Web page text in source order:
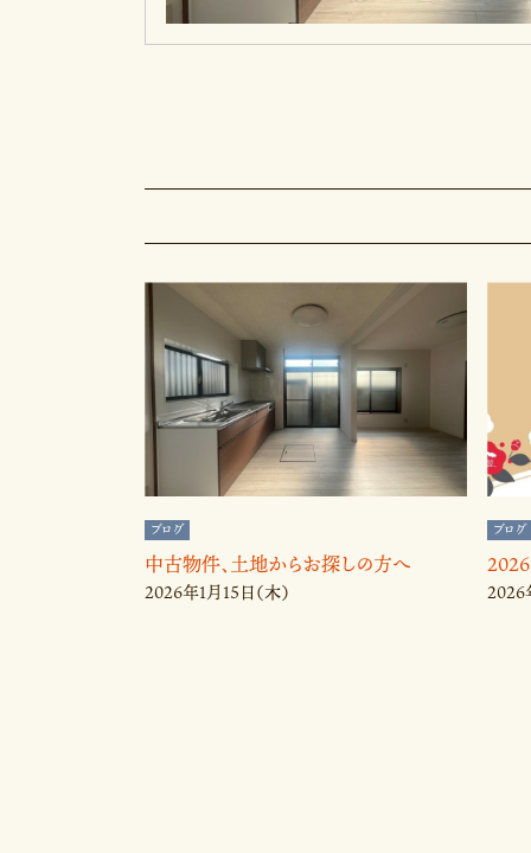
ブログ
中古物件、土地からお探しの方へ
2026年1月15日（木）
ブログ
2026